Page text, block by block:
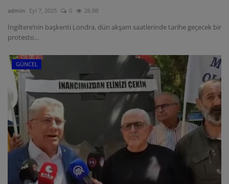
admin Eyl 7, 2025 0 26.8B
İngiltere’nin başkenti Londra, dün akşam saatlerinde tarihe geçecek bir
protesto...
GÜNCEL